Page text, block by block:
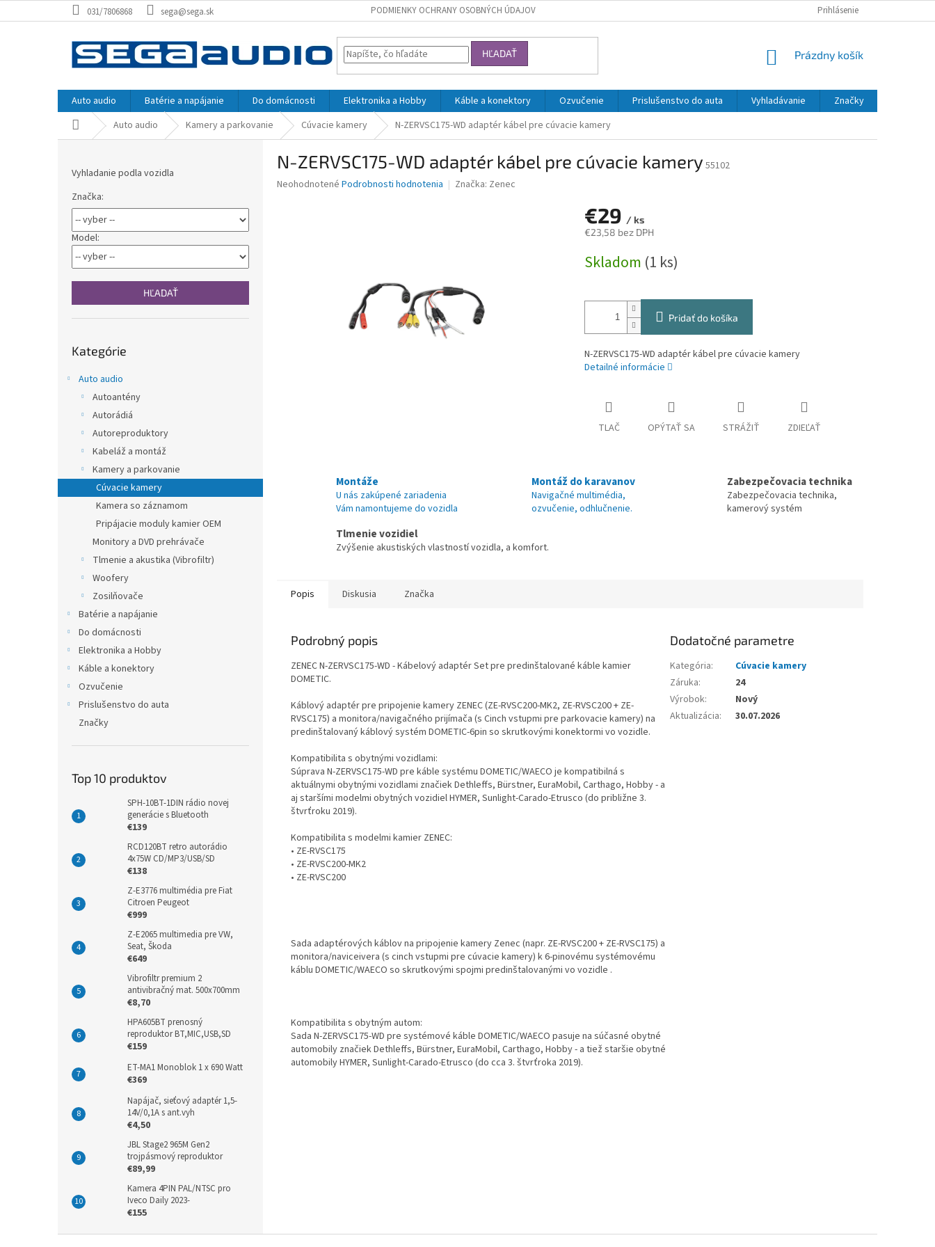
na
031/7806868 sega@sega.sk PODMIENKY OCHRANY OSOBNÝCH ÚDAJOV Prihlásenie
HĽADAŤ
NÁKUPNÝ
Prázdny košík
Auto audio Batérie a napájanie Do domácnosti Elektronika a Hobby Káble a konektory Ozvučenie Prislušenstvo do auta Vyhladávanie
Značky
DomovAuto audio Kamery a parkovanie Cúvacie kamery N-ZERVSC175-WD adaptér kábel pre cúvacie kamery
Vyhladanie podla vozidla
Značka:
Model:
HĽADAŤ
kategórie
Kategórie
Auto audio
Autoantény
Autorádiá
Autoreproduktory
Kabeláž a montáž
Kamery a parkovanie
Cúvacie kamery
Kamera so záznamom
Pripájacie moduly kamier OEM
Monitory a DVD prehrávače
Tlmenie a akustika (Vibrofiltr)
Woofery
Zosilňovače
Batérie a napájanie
Do domácnosti
Elektronika a Hobby
Káble a konektory
Ozvučenie
Prislušenstvo do auta
Značky
Top 10 produktov
SPH-10BT-1DIN rádio novej
generácie s Bluetooth
€139
RCD120BT retro autorádio
4x75W CD/MP3/USB/SD
€138
Z-E3776 multimédia pre Fiat
Citroen Peugeot
€999
Z-E2065 multimedia pre VW,
Seat, Škoda
€649
Vibrofiltr premium 2
antivibračný mat. 500x700mm
€8,70
HPA605BT prenosný
reproduktor BT,MIC,USB,SD
€159
ET-MA1 Monoblok 1 x 690 Watt
€369
Napájač, sieťový adaptér 1,5-
14V/0,1A s ant.vyh
€4,50
JBL Stage2 965M Gen2
trojpásmový reproduktor
€89,99
Kamera 4PIN PAL/NTSC pro
Iveco Daily 2023-
€155
N-ZERVSC175-WD adaptér kábel pre cúvacie kamery 55102
Priemerné
Neohodnotené Podrobnosti hodnotenia Značka: Zenec
€29 / ks
€23,58 bez DPH
cena:
Skladom (1 ks)
Pridať do košíka
N-ZERVSC175-WD adaptér kábel pre cúvacie kamery
Detailné informácie
TLAČ OPÝTAŤ SA STRÁŽIŤ ZDIEĽAŤ
Montáže
U nás zakúpené zariadenia
Vám namontujeme do vozidla
Montáž do karavanov
Navigačné multimédia,
ozvučenie, odhlučnenie.
Zabezpečovacia technika
Zabezpečovacia technika,
kamerový systém
Tlmenie vozidiel
Zvýšenie akustiských vlastností vozidla, a komfort.
Popis Diskusia Značka
Podrobný popis
ZENEC N-ZERVSC175-WD - Kábelový adaptér Set pre predinštalované káble kamier
DOMETIC.
Káblový adaptér pre pripojenie kamery ZENEC (ZE-RVSC200-MK2, ZE-RVSC200 + ZE-
RVSC175) a monitora/navigačného prijímača (s Cinch vstupmi pre parkovacie kamery) na
predinštalovaný káblový systém DOMETIC-6pin so skrutkovými konektormi vo vozidle.
Kompatibilita s obytnými vozidlami:
Súprava N-ZERVSC175-WD pre káble systému DOMETIC/WAECO je kompatibilná s
aktuálnymi obytnými vozidlami značiek Dethleffs, Bürstner, EuraMobil, Carthago, Hobby - a
aj staršími modelmi obytných vozidiel HYMER, Sunlight-Carado-Etrusco (do približne 3.
štvrťroku 2019).
Kompatibilita s modelmi kamier ZENEC:
• ZE-RVSC175
• ZE-RVSC200-MK2
• ZE-RVSC200
Sada adaptérových káblov na pripojenie kamery Zenec (napr. ZE-RVSC200 + ZE-RVSC175) a
monitora/naviceivera (s cinch vstupmi pre cúvacie kamery) k 6-pinovému systémovému
káblu DOMETIC/WAECO so skrutkovými spojmi predinštalovanými vo vozidle .
Kompatibilita s obytným autom:
Sada N-ZERVSC175-WD pre systémové káble DOMETIC/WAECO pasuje na súčasné obytné
automobily značiek Dethleffs, Bürstner, EuraMobil, Carthago, Hobby - a tiež staršie obytné
automobily HYMER, Sunlight-Carado-Etrusco (do cca 3. štvrťroka 2019).
Dodatočné parametre
Kategória:
Cúvacie kamery
Záruka:
24
Výrobok:
Nový
Aktualizácia: 30.07.2026